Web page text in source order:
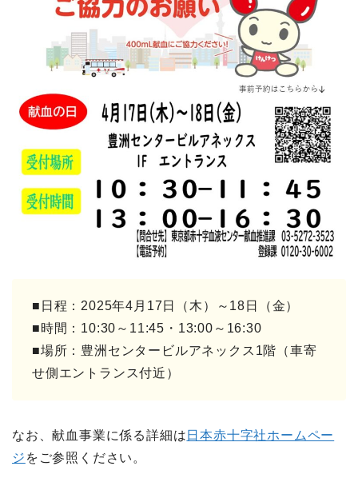
■日程：2025年4月17日（木）～18日（金）
■時間：10:30～11:45・13:00～16:30
■場所：豊洲センタービルアネックス1階（車寄
せ側エントランス付近）
なお、献血事業に係る詳細は 日本赤十字社ホームペー
ジ をご参照ください。